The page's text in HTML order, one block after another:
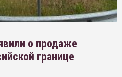
о продаже
границе